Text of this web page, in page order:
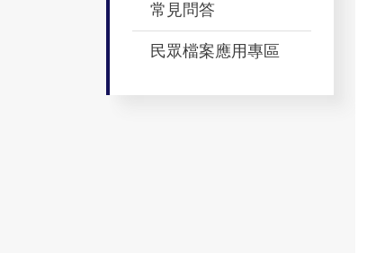
常見問答
民眾檔案應用專區